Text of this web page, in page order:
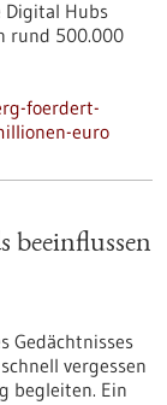
Digital Hubs
rund 500.000
foerdert-
euro
beeinflussen
Gedächtnisses
vergessen
begleiten. Ein